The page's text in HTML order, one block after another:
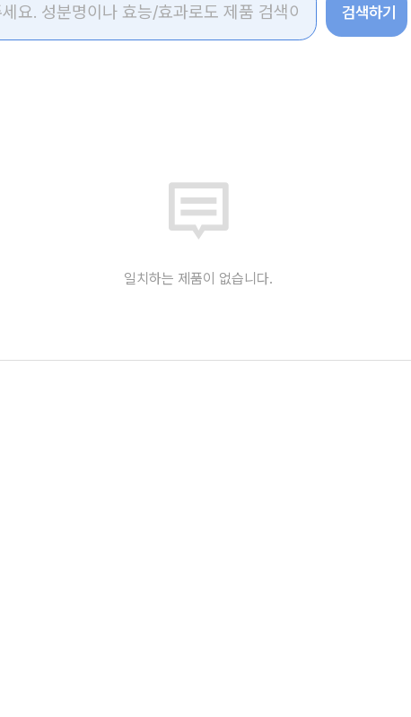
검색하기
일치하는 제품이 없습니다.